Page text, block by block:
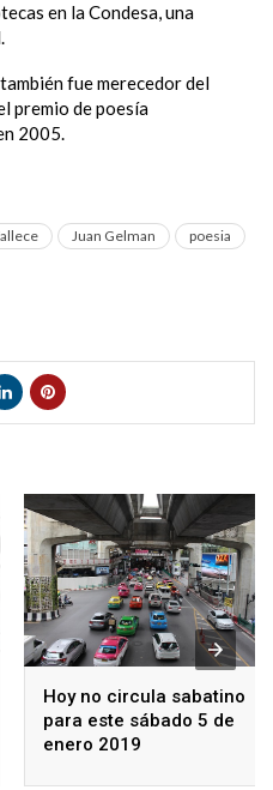
en la Condesa, una
fue merecedor del
premio de poesía
2005.
Juan Gelman
poesia
Hoy no circula sabatino
para este sábado 5 de
enero 2019